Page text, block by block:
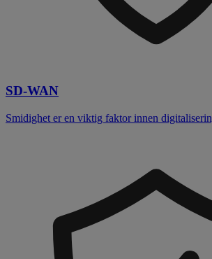
SD-WAN
Smidighet er en viktig faktor innen